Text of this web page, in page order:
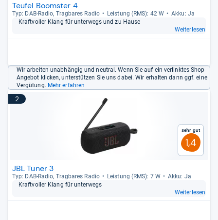
Teufel Boomster 4
Typ: DAB-​Radio, Trag­ba­res Radio Leis­tung (RMS): 42 W
Akku: Ja
Kraft­vol­ler Klang für unter­wegs und zu Hause
Weiterlesen
Wir arbeiten unabhängig und neutral. Wenn Sie auf ein verlinktes Shop-
Angebot klicken, unterstützen Sie uns dabei. Wir erhalten dann ggf. eine
Vergütung. Mehr erfahren
2
Sehr gut
1,4
JBL Tuner 3
Typ: DAB-​Radio, Trag­ba­res Radio Leis­tung (RMS): 7 W
Akku: Ja
Kraft­vol­ler Klang für unter­wegs
Weiterlesen